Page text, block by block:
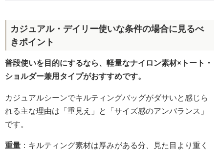
カジュアル・デイリー使いな条件の場合に見るべ
きポイント
普段使いを目的にするなら、軽量なナイロン素材×トート・
ショルダー兼用タイプがおすすめです。
カジュアルシーンでキルティングバッグがダサいと感じら
れる主な理由は「重見え」と「サイズ感のアンバランス」
です。
重量 ：キルティング素材は厚みがある分、見た目より重く